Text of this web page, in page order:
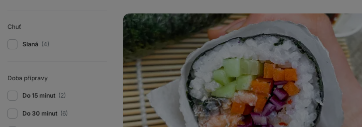
Chuť
Slaná (4)
Doba přípravy
Do 15 minut (2)
Do 30 minut (6)
Sushi
Burrito